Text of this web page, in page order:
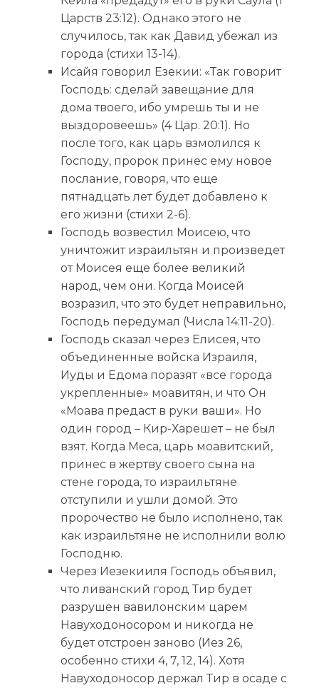
Царств 23:12). Однако этого не
случилось, так как Давид убежал из
города (стихи 13-14).
Исайя говорил Езекии: «Так говорит
Господь: сделай завещание для
дома твоего, ибо умрешь ты и не
выздоровеешь» (4 Цар. 20:1). Но
после того, как царь взмолился к
Господу, пророк принес ему новое
послание, говоря, что еще
пятнадцать лет будет добавлено к
его жизни (стихи 2-6).
Господь возвестил Моисею, что
уничтожит израильтян и произведет
от Моисея еще более великий
народ, чем они. Когда Моисей
возразил, что это будет неправильно,
Господь передумал (Числа 14:11-20).
Господь сказал через Елисея, что
объединенные войска Израиля,
Иуды и Едома поразят «все города
укрепленные» моавитян, и что Он
«Моава предаст в руки ваши». Но
один город – Кир-Харешет – не был
взят. Когда Меса, царь моавитский,
принес в жертву своего сына на
стене города, то израильтяне
отступили и ушли домой. Это
пророчество не было исполнено, так
как израильтяне не исполнили волю
Господню.
Через Иезекииля Господь объявил,
что ливанский город Тир будет
разрушен вавилонским царем
Навуходоносором и никогда не
будет отстроен заново (Иез 26,
особенно стихи 4, 7, 12, 14). Хотя
Навуходоносор держал Тир в осаде с